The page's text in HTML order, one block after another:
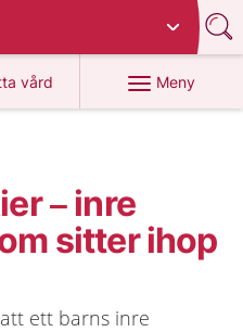
vård
1177.se
Meny
– inre
sitter ihop
ett barns inre